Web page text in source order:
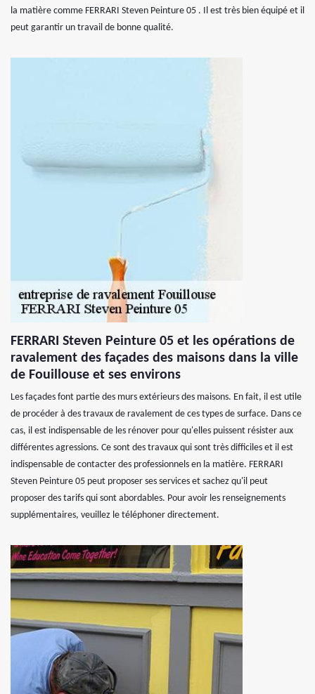
la matière comme FERRARI Steven Peinture 05 . Il est très bien équipé et il
peut garantir un travail de bonne qualité.
FERRARI Steven Peinture 05 et les opérations de
ravalement des façades des maisons dans la ville
de Fouillouse et ses environs
Les façades font partie des murs extérieurs des maisons. En fait, il est utile
de procéder à des travaux de ravalement de ces types de surface. Dans ce
cas, il est indispensable de les rénover pour qu'elles puissent résister aux
différentes agressions. Ce sont des travaux qui sont très difficiles et il est
indispensable de contacter des professionnels en la matière. FERRARI
Steven Peinture 05 peut proposer ses services et sachez qu'il peut
proposer des tarifs qui sont abordables. Pour avoir les renseignements
supplémentaires, veuillez le téléphoner directement.